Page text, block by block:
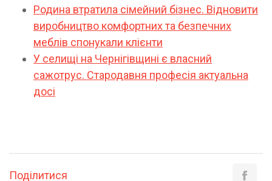
Родина втратила сімейний бізнес. Відновити
виробництво комфортних та безпечних
меблів спонукали клієнти
У селищі на Чернігівщині є власний
сажотрус. Стародавня професія актуальна
досі
Поділитися